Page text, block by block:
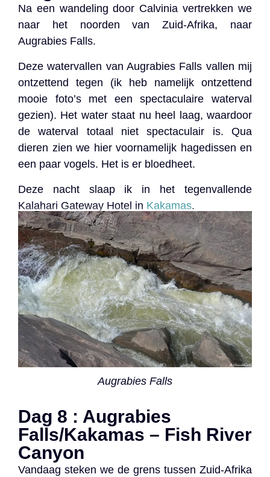
Na een wandeling door Calvinia vertrekken we
naar het noorden van Zuid-Afrika, naar
Augrabies Falls.
Deze watervallen van Augrabies Falls vallen mij
ontzettend tegen (ik heb namelijk ontzettend
mooie foto’s met een spectaculaire waterval
gezien). Het water staat nu heel laag, waardoor
de waterval totaal niet spectaculair is. Qua
dieren zien we hier voornamelijk hagedissen en
een paar vogels. Het is er bloedheet.
Deze nacht slaap ik in het tegenvallende
Kalahari Gateway Hotel in Kakamas.
Augrabies Falls
Dag 8 : Augrabies
Falls/Kakamas – Fish River
Canyon
Vandaag steken we de grens tussen Zuid-Afrika